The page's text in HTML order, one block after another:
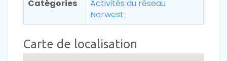
Catégories
Activités du réseau
Norwest
Carte de localisation